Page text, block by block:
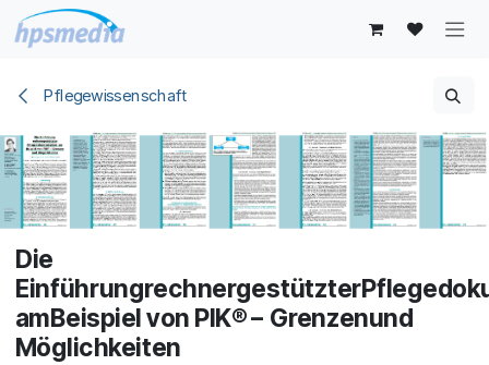
Zum Inhalt springen
Pflegewissenschaft
Die
amBeispiel von PIK® – Grenzenund
Möglichkeiten